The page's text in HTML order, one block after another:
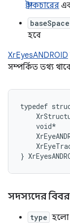
স্ট্রাকচারের
baseSpace
হবে
XrEyesANDROID
সম্পর্কিত তথ্য
typedef
void*
}
সদস্যদের
type হলো